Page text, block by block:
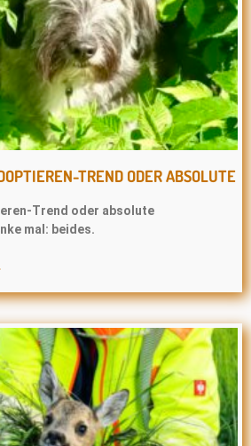
TREND ODER ABSOLUTE
Trend oder absolute
mal: beides.